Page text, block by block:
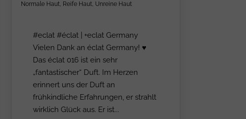
Normale Haut, Reife Haut, Unreine Haut
#eclat #éclat | +eclat Germany
Vielen Dank an éclat Germany! ♥
Das éclat 016 ist ein sehr
„fantastischer“ Duft. Im Herzen
erinnert uns der Duft an
frühkindliche Erfahrungen, er strahlt
wirklich Glück aus. Er ist...